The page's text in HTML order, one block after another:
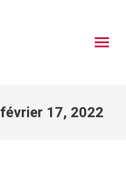
février 17, 2022